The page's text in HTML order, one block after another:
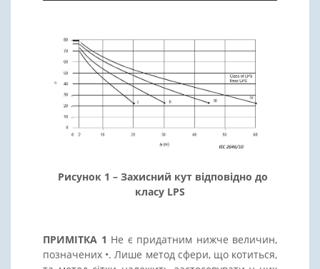
Рисунок 1 – Захисний кут відповідно до
класу LPS
ПРИМІТКА 1 Не є придатним нижче величин,
позначених •. Лише метод сфери, що котиться,